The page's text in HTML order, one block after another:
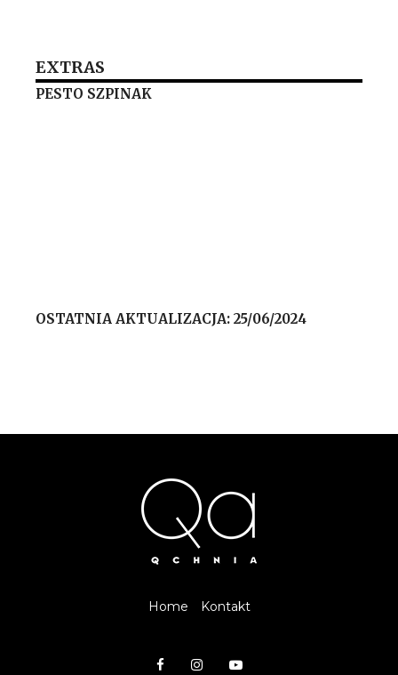
EXTRAS
PESTO SZPINAK
OSTATNIA AKTUALIZACJA: 25/06/2024
Home Kontakt